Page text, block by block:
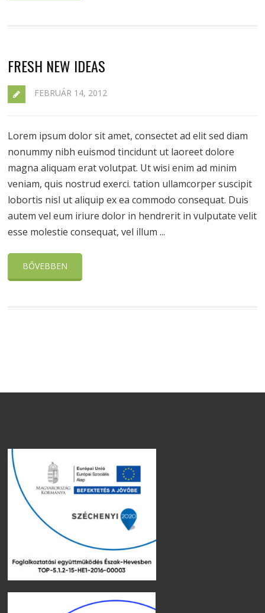
FRESH NEW IDEAS
FEBRUÁR 14, 2012
Lorem ipsum dolor sit amet, consectet ad elit sed diam
nonummy nibh euismod tincidunt ut laoreet dolore
magna aliquam erat volutpat. Ut wisi enim ad minim
veniam, quis nostrud exerci. tation ullamcorper suscipit
lobortis nisl ut aliquip ex ea commodo consequat. Duis
autem vel eum iriure dolor in hendrerit in vulputate velit
esse molestie consequat, vel illum ...
BŐVEBBEN